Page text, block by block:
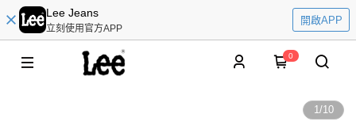
Lee Jeans
立刻使用官方APP
開啟APP
0
1/10